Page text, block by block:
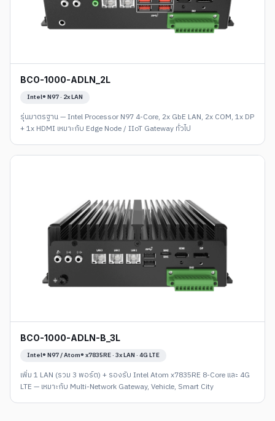
BCO-1000-ADLN_2L
Intel® N97 · 2x LAN
รุ่นมาตรฐาน — Intel Processor N97 4-Core, 2x GbE LAN, 2x COM, 1x DP
+ 1x HDMI เหมาะกับ Edge Node / IIoT Gateway ทั่วไป
BCO-1000-ADLN-B_3L
Intel® N97 / Atom® x7835RE · 3x LAN · 4G LTE
เพิ่ม 1 LAN (รวม 3 พอร์ต) + รองรับ Intel Atom x7835RE 8-Core และ 4G
LTE — เหมาะกับ Multi-Network Gateway, Vehicle, Smart City